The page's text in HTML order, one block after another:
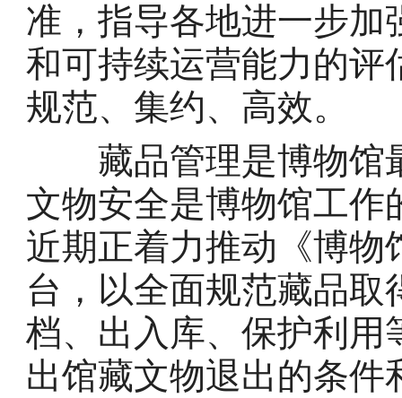
准，指导各地进一步加
和可持续运营能力的评
规范、集约、高效。
藏品管理是博物馆
文物安全是博物馆工作
近期正着力推动《博物
台，以全面规范藏品
档、出入库、保护利用
出馆藏文物退出的条